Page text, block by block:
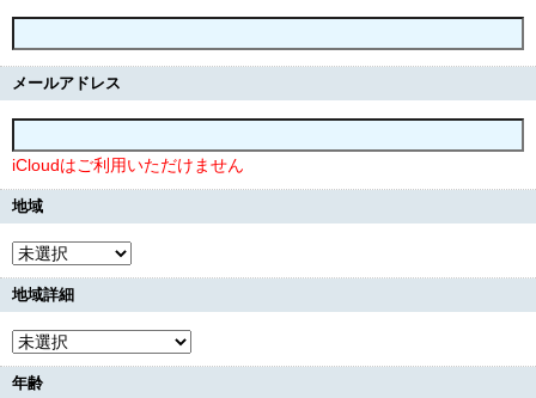
メールアドレス
iCloudはご利用いただけません
地域
地域詳細
年齢